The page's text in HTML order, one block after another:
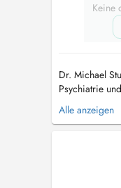
Keine
Dr. Michael
Psychiatrie
Wien und
Behandlung
Alle anzeigen